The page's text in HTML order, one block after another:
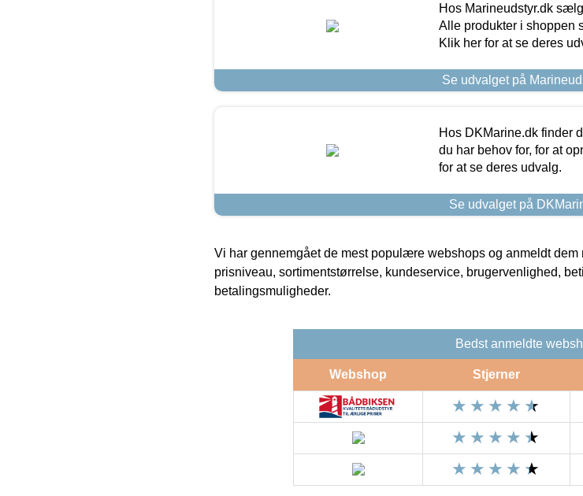
Hos Marineudstyr.dk
Alle produkter i shoppen
Klik her for at se deres
Se udvalget på
Hos DKMarine.dk finder
du har behov for, for at
for at se deres udvalg.
Se udvalget på
Vi har gennemgået de mest populære webshops og anmeldt dem
prisniveau, sortimentstørrelse, kundeservice, brugervenlighed,
betalingsmuligheder.
Bedst anmeldte
Webshop Stjerner